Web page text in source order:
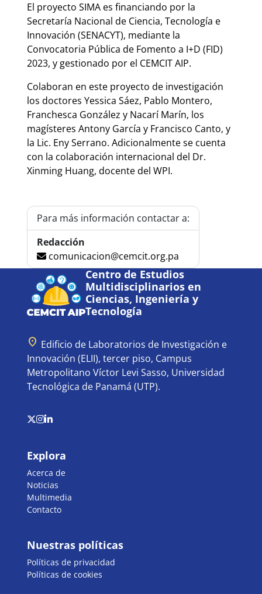
El proyecto SIMA es financiando por la
Secretaría Nacional de Ciencia, Tecnología e
Innovación (SENACYT), mediante la
Convocatoria Pública de Fomento a I+D (FID)
2023, y gestionado por el CEMCIT AIP.
Colaboran en este proyecto de investigación
los doctores Yessica Sáez, Pablo Montero,
Franchesca González y Nacarí Marín, los
magísteres Antony García y Francisco Canto, y
la Lic. Eny Serrano. Adicionalmente se cuenta
con la colaboración internacional del Dr.
Xinming Huang, docente del WPI.
Para más información contactar a:
Redacción
comunicacion@cemcit.org.pa
Centro de Estudios
Multidisciplinarios en
Ciencias, Ingeniería y
Tecnología
location_on Edificio de Laboratorios de Investigación e
Innovación (ELII), tercer piso, Campus
Metropolitano Víctor Levi Sasso, Universidad
Tecnológica de Panamá (UTP).
Explora
Acerca de
Noticias
Multimedia
Contacto
Nuestras políticas
Políticas de privacidad
Políticas de cookies